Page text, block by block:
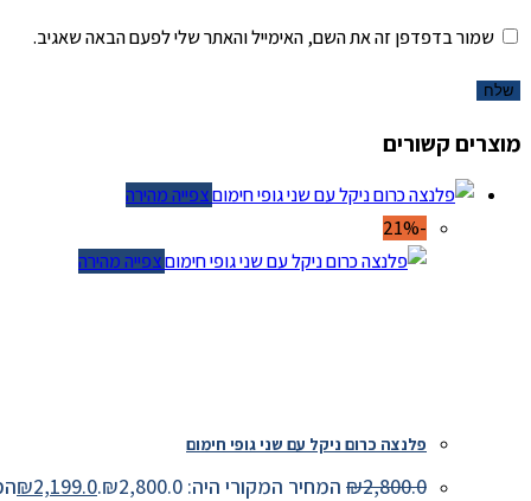
שמור בדפדפן זה את השם, האימייל והאתר שלי לפעם הבאה שאגיב.
מוצרים קשורים
צפייה מהירה
צפייה מהירה
פלנצה כרום ניקל עם שני גופי חימום
₪2,800.0 המחיר המקורי היה: ₪2,800.0. ₪2,199.0